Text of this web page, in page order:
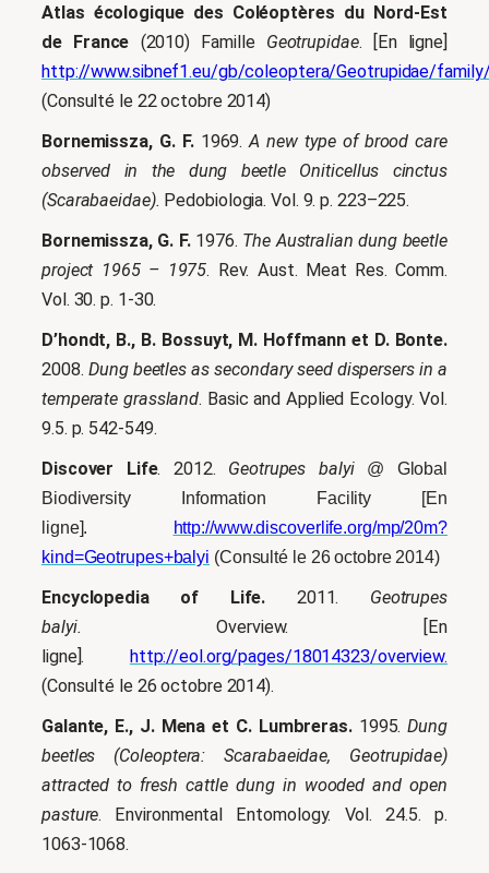
Atlas écologique des Coléoptères du Nord-Est
de France (2010) Famille Geotrupidae. [En ligne]
http://www.sibnef1.eu/gb/coleoptera/Geotrupidae/
(Consulté le 22 octobre 2014)
Bornemissza, G. F.1969.A new type of brood care
observed in the dung beetle Oniticellus cinctus
(Scarabaeidae). Pedobiologia. Vol. 9. p. 223–225.
Bornemissza, G. F.1976. The Australian dung beetle
project 1965 – 1975. Rev. Aust. Meat Res. Comm.
Vol. 30. p. 1-30.
D’hondt, B., B. Bossuyt, M. Hoffmann et D. Bonte.
2008. Dung beetles as secondary seed dispersers in a
temperate grassland. Basic and Applied Ecology. Vol.
9.5. p. 542-549.
Discover Life. 2012. Geotrupes balyi
@ Global
Biodiversity Information Facility [En
ligne]. http://www.discoverlife.org/mp/20m?
kind=Geotrupes+balyi (Consulté le 26 octobre 2014)
Encyclopedia of Life. 2011. Geotrupes
balyi.Overview. [En
ligne]. http://eol.org/pages/18014323/overview.
(Consulté le 26 octobre 2014).
Galante, E., J. Mena et C. Lumbreras.1995.Dung
beetles (Coleoptera: Scarabaeidae, Geotrupidae)
attracted to fresh cattle dung in wooded and open
pasture. Environmental Entomology. Vol. 24.5. p.
1063-1068.